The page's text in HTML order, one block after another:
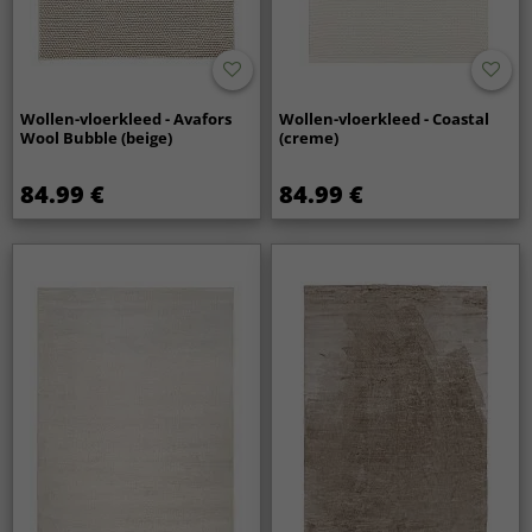
Wollen-vloerkleed - Avafors
Wool Bubble (beige)
84.99 €
Wollen-vloerkleed - Coastal
(creme)
84.99 €